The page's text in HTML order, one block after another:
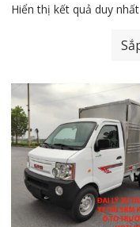
Hiển thị kết quả duy nhất